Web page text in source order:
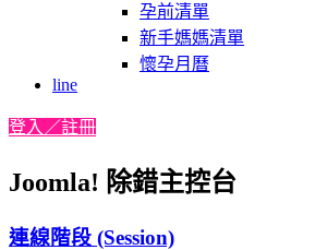
孕前清單
新手媽媽清單
懷孕月曆
line
登入／註冊
Joomla! 除錯主控台
連線階段 (Session)